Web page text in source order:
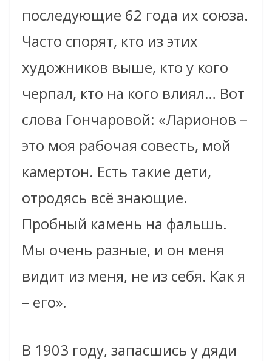
последующие 62 года их союза.
Часто спорят, кто из этих
художников выше, кто у кого
черпал, кто на кого влиял… Вот
слова Гончаровой: «Ларионов –
это моя рабочая совесть, мой
камертон. Есть такие дети,
отродясь всё знающие.
Пробный камень на фальшь.
Мы очень разные, и он меня
видит из меня, не из себя. Как я
– его».
В 1903 году, запасшись у дяди